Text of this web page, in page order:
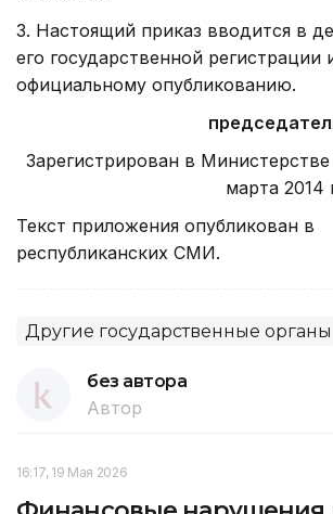
3. Настоящий приказ вводится в
его государственной регистрации
официальному опубликованию.
Зарегистрирован в
марта 2014
Текст приложения опубликован в
республиканских СМИ.
Другие государственные органы
без автора
Автор
16:17, 19 Мая 2026